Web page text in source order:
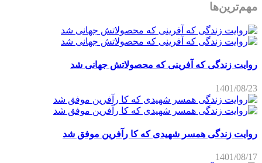
مهم‌ترین‌ها
روایت زندگی که آفرینی که محصولاتش جهانی شد
1401/08/23
روایت زندگی همسر شهیدی که کا رآفرین موفق شد
1401/08/17